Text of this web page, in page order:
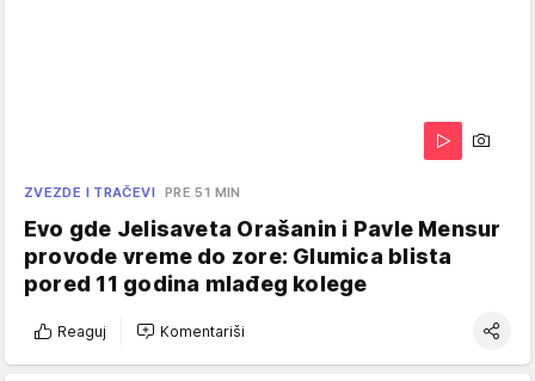
ZVEZDE I TRAČEVI PRE 51 MIN
Evo gde Jelisaveta Orašanin i Pavle Mensur
provode vreme do zore: Glumica blista
pored 11 godina mlađeg kolege
Reaguj Komentariši